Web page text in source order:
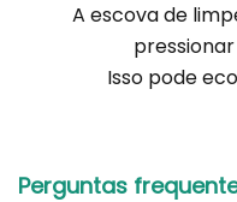
A escova de
Isso pode
Perguntas